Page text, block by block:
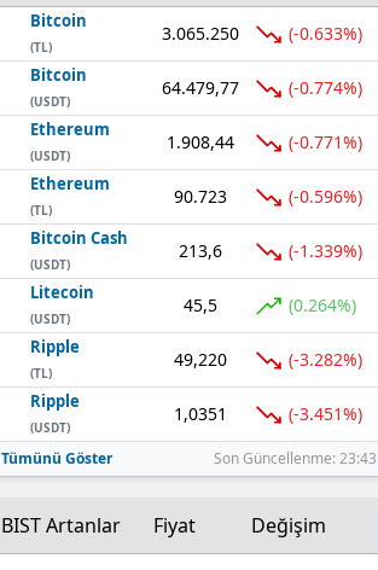
Isparta
Mersin
İstanbul
Kars
Kastamonu
Kayseri
Kırklareli
Kırşehir
Kocaeli
Kütahya
Bitcoin
(TL)
3.065.250 (-0.633%)
Bitcoin
(USDT)
64.479,77 (-0.774%)
Ethereum
(USDT)
1.908,44 (-0.771%)
Ethereum
(TL)
90.723 (-0.596%)
Bitcoin Cash
(USDT)
213,6 (-1.339%)
Litecoin
(USDT)
45,5 (0.264%)
Ripple
(TL)
49,220 (-3.282%)
Ripple
(USDT)
1,0351 (-3.451%)
Tümünü Göster Son Güncellenme: 23:43
BIST Artanlar Fiyat Değişim